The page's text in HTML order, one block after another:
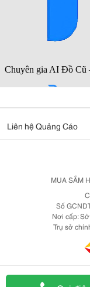
Liên hệ Quảng Cáo
MUA SẮM
Số
Nơi cấp:
Trụ sở